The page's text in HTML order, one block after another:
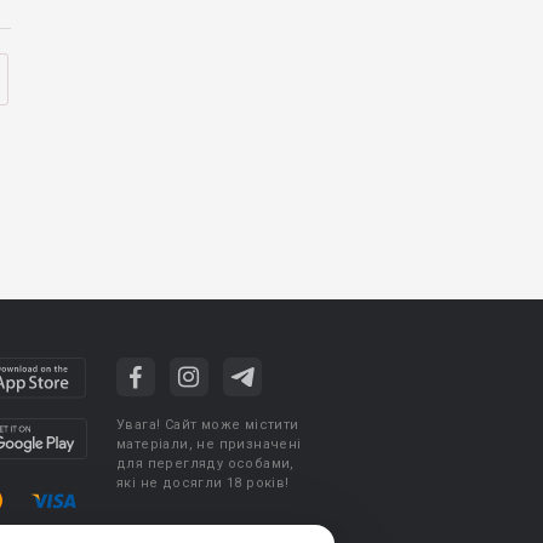
Увага! Сайт може містити
матеріали, не призначені
для перегляду особами,
які не досягли 18 років!